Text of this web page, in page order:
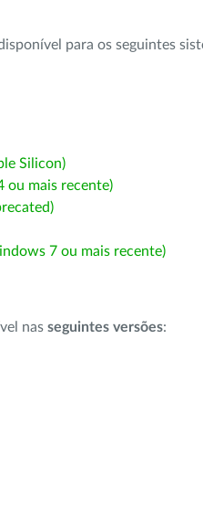
para os seguintes
Silicon)
ou mais recente)
7 ou mais recente)
nas seguintes versões: